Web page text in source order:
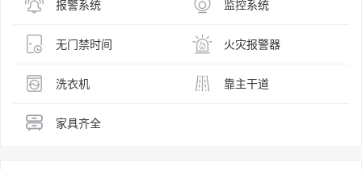
报警系统 监控系统
无门禁时间 火灾报警器
洗衣机 靠主干道
家具齐全